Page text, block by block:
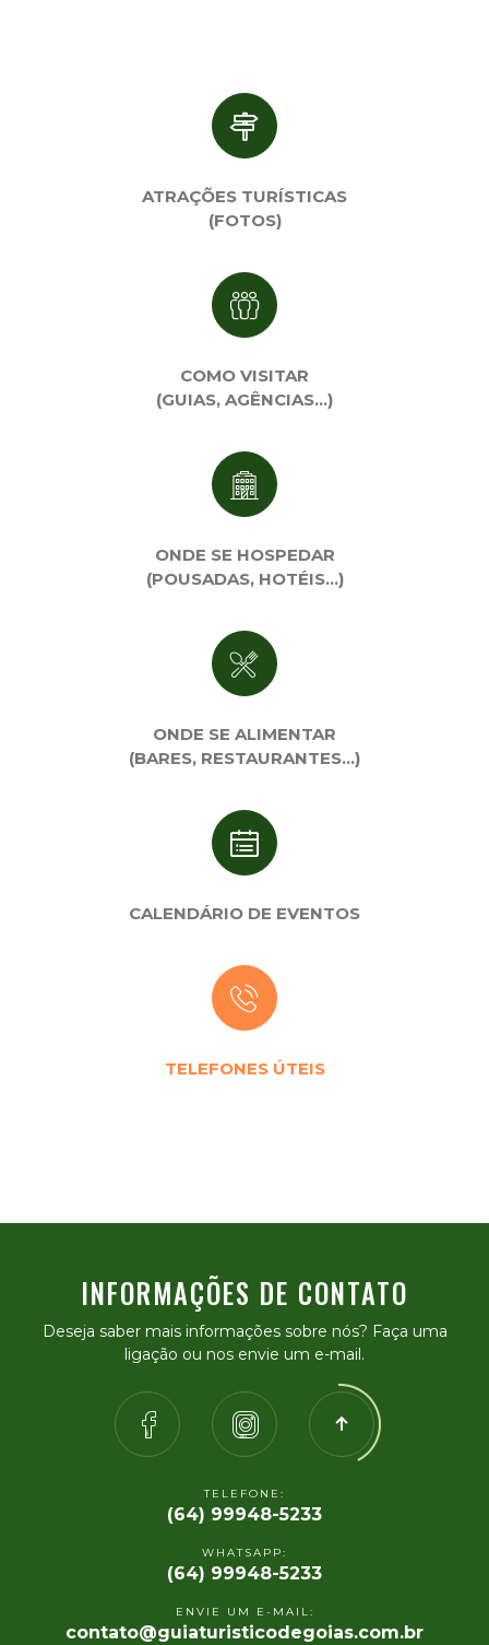
ATRAÇÕES TURÍSTICAS
(FOTOS)
COMO VISITAR
(GUIAS, AGÊNCIAS…)
ONDE SE HOSPEDAR
(POUSADAS, HOTÉIS…)
ONDE SE ALIMENTAR
(BARES, RESTAURANTES…)
CALENDÁRIO DE EVENTOS
TELEFONES ÚTEIS
INFORMAÇÕES DE CONTATO
Deseja saber mais informações sobre nós? Faça uma
ligação ou nos envie um e-mail.
TELEFONE:
(64) 99948-5233
WHATSAPP:
(64) 99948-5233
ENVIE UM E-MAIL:
contato@guiaturisticodegoias.com.br